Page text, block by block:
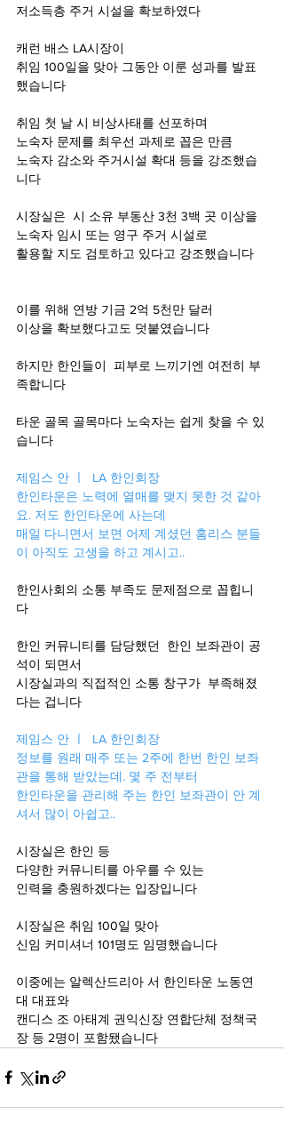
저소득층 주거 시설을 확보하였다
캐런 배스 LA시장이
취임 100일을 맞아 그동안 이룬 성과를 발표
했습니다
취임 첫 날 시 비상사태를 선포하며
노숙자 문제를 최우선 과제로 꼽은 만큼
노숙자 감소와 주거시설 확대 등을 강조했습
니다
시장실은  시 소유 부동산 3천 3백 곳 이상을
노숙자 임시 또는 영구 주거 시설로
활용할 지도 검토하고 있다고 강조했습니다
이를 위해 연방 기금 2억 5천만 달러
이상을 확보했다고도 덧붙였습니다
하지만 한인들이  피부로 느끼기엔 여전히 부
족합니다
타운 골목 골목마다 노숙자는 쉽게 찾을 수 있
습니다
제임스 안 ㅣ  LA 한인회장
한인타운은 노력에 열매를 맺지 못한 것 같아
요. 저도 한인타운에 사는데
매일 다니면서 보면 어제 계셨던 홈리스 분들
이 아직도 고생을 하고 계시고..
한인사회의 소통 부족도 문제점으로 꼽힙니
다
한인 커뮤니티를 담당했던  한인 보좌관이 공
석이 되면서
시장실과의 직접적인 소통 창구가  부족해졌
다는 겁니다
제임스 안 ㅣ  LA 한인회장
정보를 원래 매주 또는 2주에 한번 한인 보좌
관을 통해 받았는데. 몇 주 전부터
한인타운을 관리해 주는 한인 보좌관이 안 계
셔서 많이 아쉽고..
시장실은 한인 등
다양한 커뮤니티를 아우를 수 있는
인력을 충원하겠다는 입장입니다
시장실은 취임 100일 맞아
신임 커미셔너 101명도 임명했습니다
이중에는 알렉산드리아 서 한인타운 노동연
대 대표와
캔디스 조 아태계 권익신장 연합단체 정책국
장 등 2명이 포함됐습니다